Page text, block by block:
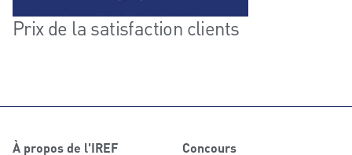
Prix de la satisfaction clients
À propos de l'IREF Concours